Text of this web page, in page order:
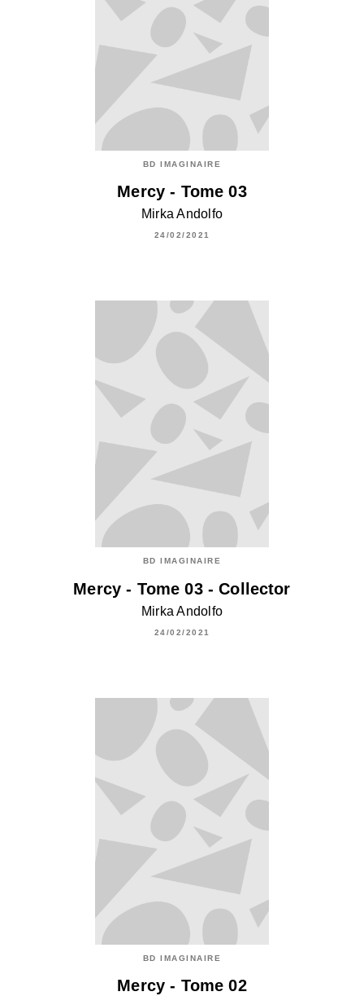
BD IMAGINAIRE
Mercy - Tome 03
Mirka Andolfo
24/02/2021
BD IMAGINAIRE
Mercy - Tome 03 - Collector
Mirka Andolfo
24/02/2021
BD IMAGINAIRE
Mercy - Tome 02